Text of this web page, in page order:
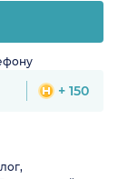
+ 150